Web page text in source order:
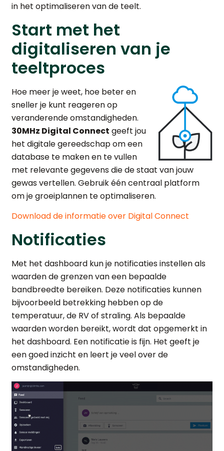
in het optimaliseren van de teelt.
Start met het
digitaliseren van je
teeltproces
Hoe meer je weet, hoe beter en
sneller je kunt reageren op
veranderende omstandigheden.
30MHz Digital Connect geeft jou
het digitale gereedschap om een
database te maken en te vullen
met relevante gegevens die de staat van jouw
gewas vertellen. Gebruik één centraal platform
om je groeiplannen te optimaliseren.
Download de informatie over Digital Connect
Notificaties
Met het dashboard kun je notificaties instellen als
waarden de grenzen van een bepaalde
bandbreedte bereiken. Deze notificaties kunnen
bijvoorbeeld betrekking hebben op de
temperatuur, de RV of straling. Als bepaalde
waarden worden bereikt, wordt dat opgemerkt in
het dashboard. Een notificatie is fijn. Het geeft je
een goed inzicht en leert je veel over de
omstandigheden.